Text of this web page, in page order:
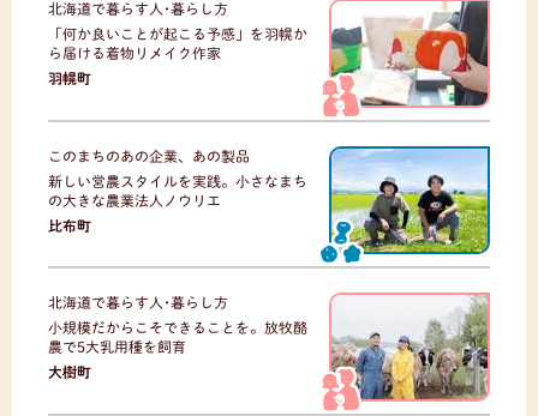
北海道で暮らす人･暮らし方
「何か良いことが起こる予感」を羽幌か
ら届ける着物リメイク作家
羽幌町
このまちのあの企業、あの製品
新しい営農スタイルを実践。小さなまち
の大きな農業法人ノウリエ
比布町
北海道で暮らす人･暮らし方
小規模だからこそできることを。放牧酪
農で5大乳用種を飼育
大樹町